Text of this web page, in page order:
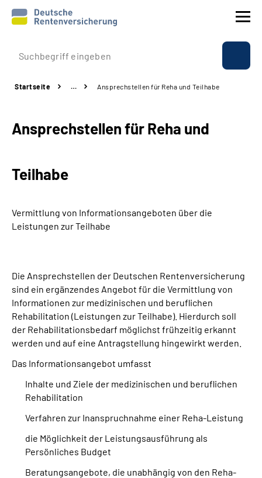
Prävention
Rente
Über uns & Presse
Suche
Language
Inhalte in Gebärdensprache (DGS)
Leichte Sprache
Mein Kundenportal
Startseite … Ansprechstellen für Reha und Teilhabe
Ansprechstellen für Reha und
Teilhabe
Vermittlung von Informationsangeboten über die
Leistungen zur Teilhabe
Die Ansprechstellen der Deutschen Rentenversicherung
sind ein ergänzendes Angebot für die Vermittlung von
Informationen zur medizinischen und beruflichen
Rehabilitation (Leistungen zur Teilhabe). Hierdurch soll
der Rehabilitationsbedarf möglichst frühzeitig erkannt
werden und auf eine Antragstellung hingewirkt werden.
Das Informationsangebot umfasst
Inhalte und Ziele der medizinischen und beruflichen
Rehabilitation
Verfahren zur Inanspruchnahme einer Reha-Leistung
die Möglichkeit der Leistungsausführung als
Persönliches Budget
Beratungsangebote, die unabhängig von den Reha-